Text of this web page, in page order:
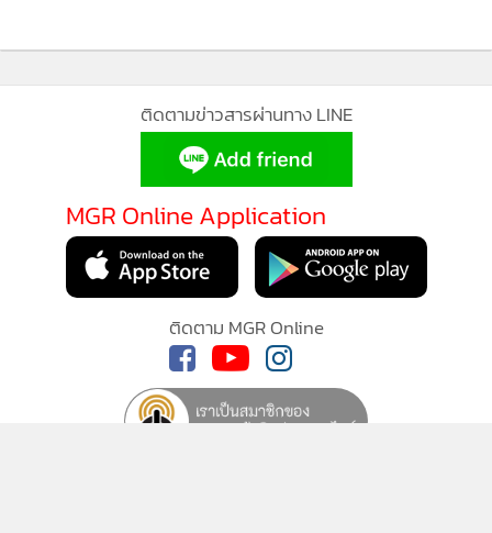
ติดตามข่าวสารผ่านทาง LINE
MGR Online Application
ติดตาม MGR Online